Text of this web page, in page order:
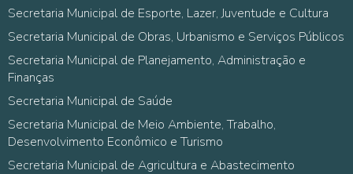
Secretaria Municipal de Esporte, Lazer, Juventude e Cultura
Secretaria Municipal de Obras, Urbanismo e Serviços Públicos
Secretaria Municipal de Planejamento, Administração e
Finanças
Secretaria Municipal de Saúde
Secretaria Municipal de Meio Ambiente, Trabalho,
Desenvolvimento Econômico e Turismo
Secretaria Municipal de Agricultura e Abastecimento